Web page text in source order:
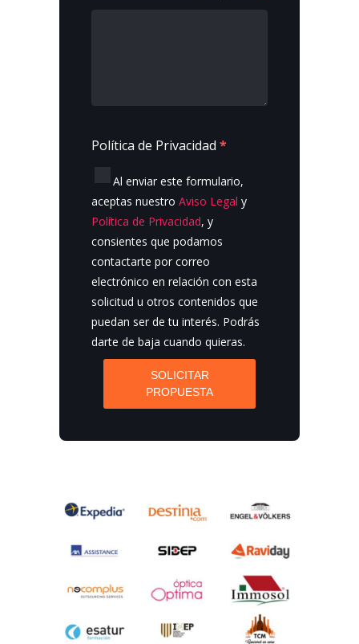
Política de Privacidad *
Al enviar este formulario,
aceptas nuestro Aviso Legal y
Política de Privacidad, y
consientes que podamos
contactarte por correo
electrónico en relación con esta
solicitud u otros contenidos que
puedan ser de tu interés. Podrás
darte de baja cuando quieras.
SOLICITAR
PROPUESTA